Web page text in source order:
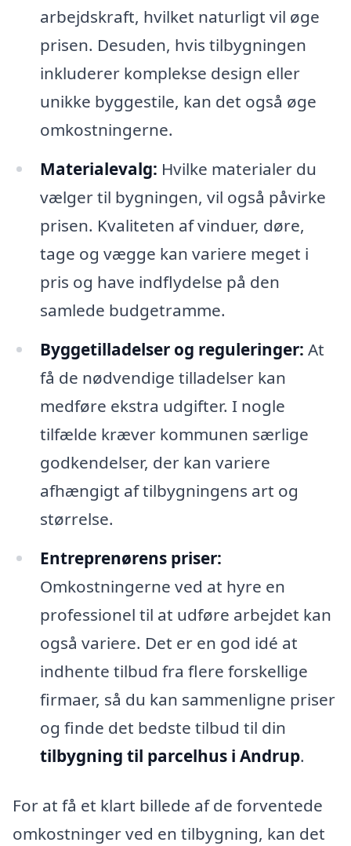
arbejdskraft, hvilket naturligt vil øge
prisen. Desuden, hvis tilbygningen
inkluderer komplekse design eller
unikke byggestile, kan det også øge
omkostningerne.
Materialevalg: Hvilke materialer du
vælger til bygningen, vil også påvirke
prisen. Kvaliteten af vinduer, døre,
tage og vægge kan variere meget i
pris og have indflydelse på den
samlede budgetramme.
Byggetilladelser og reguleringer: At
få de nødvendige tilladelser kan
medføre ekstra udgifter. I nogle
tilfælde kræver kommunen særlige
godkendelser, der kan variere
afhængigt af tilbygningens art og
størrelse.
Entreprenørens priser:
Omkostningerne ved at hyre en
professionel til at udføre arbejdet kan
også variere. Det er en god idé at
indhente tilbud fra flere forskellige
firmaer, så du kan sammenligne priser
og finde det bedste tilbud til din
tilbygning til parcelhus i Andrup.
For at få et klart billede af de forventede
omkostninger ved en tilbygning, kan det